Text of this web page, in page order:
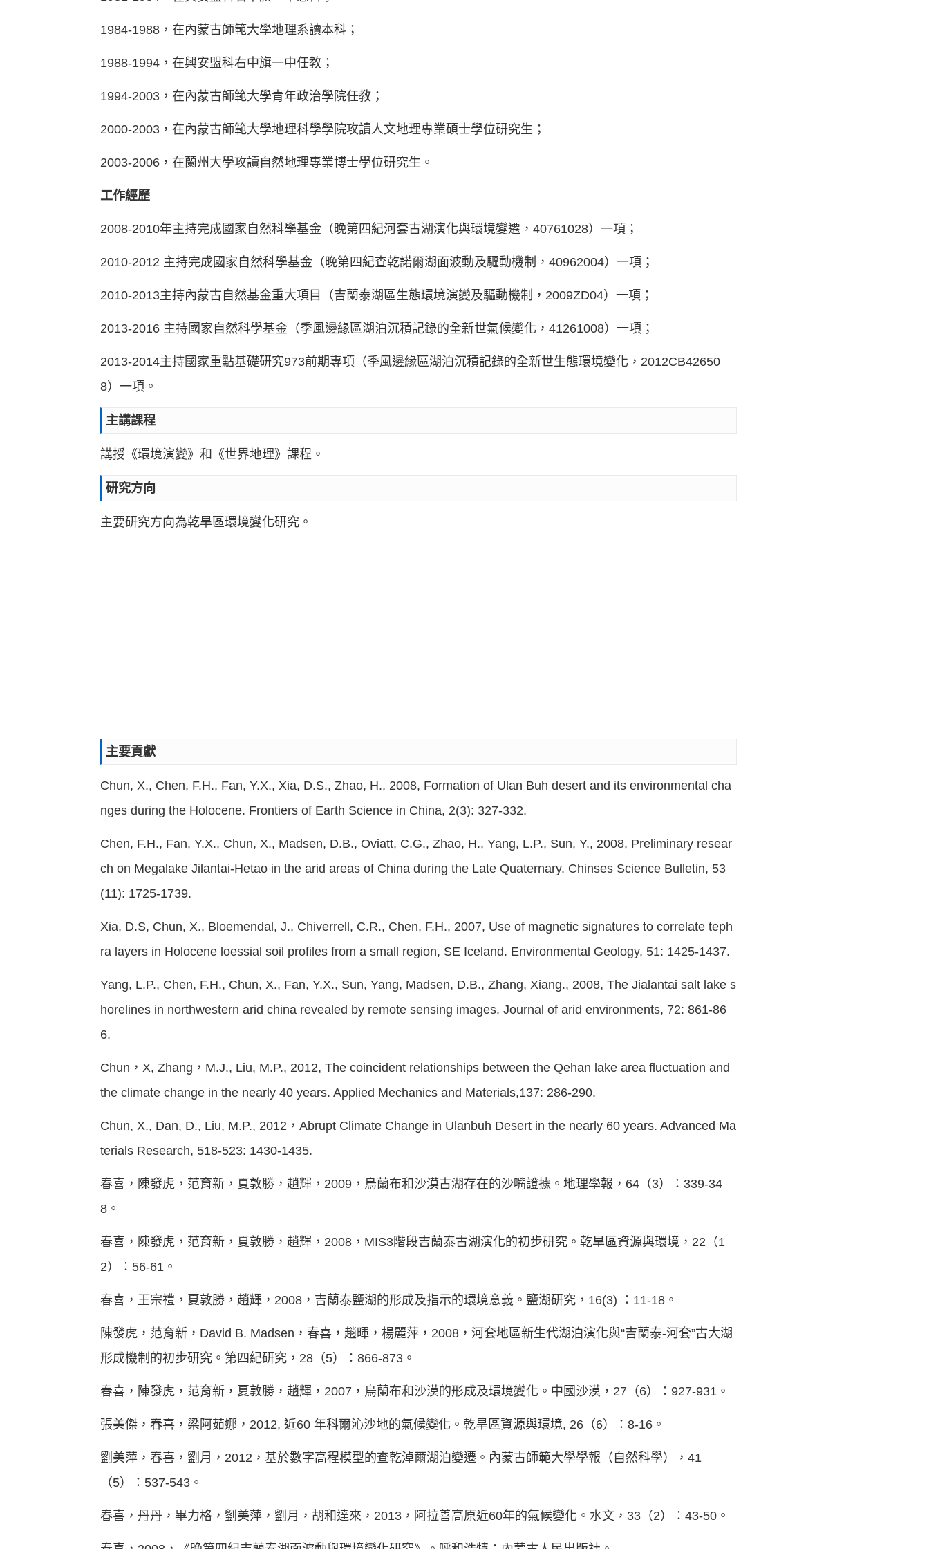
1984-1988，在內蒙古師範大學地理系讀本科；
1988-1994，在興安盟科右中旗一中任教；
1994-2003，在內蒙古師範大學青年政治學院任教；
2000-2003，在內蒙古師範大學地理科學學院攻讀人文地理專業碩士學位研究生；
2003-2006，在蘭州大學攻讀自然地理專業博士學位研究生。
工作經歷
2008-2010年主持完成國家自然科學基金（晚第四紀河套古湖演化與環境變遷，40761028）一項；
2010-2012 主持完成國家自然科學基金（晚第四紀查乾諾爾湖面波動及驅動機制，40962004）一項；
2010-2013主持內蒙古自然基金重大項目（吉蘭泰湖區生態環境演變及驅動機制，2009ZD04）一項；
2013-2016 主持國家自然科學基金（季風邊緣區湖泊沉積記錄的全新世氣候變化，41261008）一項；
2013-2014主持國家重點基礎研究973前期專項（季風邊緣區湖泊沉積記錄的全新世生態環境變化，2012CB42650
8）一項。
主講課程
講授《環境演變》和《世界地理》課程。
研究方向
主要研究方向為乾旱區環境變化研究。
主要貢獻
Chun, X., Chen, F.H., Fan, Y.X., Xia, D.S., Zhao, H., 2008, Formation of Ulan Buh desert and its environmental cha
nges during the Holocene. Frontiers of Earth Science in China, 2(3): 327-332.
Chen, F.H., Fan, Y.X., Chun, X., Madsen, D.B., Oviatt, C.G., Zhao, H., Yang, L.P., Sun, Y., 2008, Preliminary resear
ch on Megalake Jilantai-Hetao in the arid areas of China during the Late Quaternary. Chinses Science Bulletin, 53
(11): 1725-1739.
Xia, D.S, Chun, X., Bloemendal, J., Chiverrell, C.R., Chen, F.H., 2007, Use of magnetic signatures to correlate teph
ra layers in Holocene loessial soil profiles from a small region, SE Iceland. Environmental Geology, 51: 1425-1437.
Yang, L.P., Chen, F.H., Chun, X., Fan, Y.X., Sun, Yang, Madsen, D.B., Zhang, Xiang., 2008, The Jialantai salt lake s
horelines in northwestern arid china revealed by remote sensing images. Journal of arid environments, 72: 861-86
6.
Chun，X, Zhang，M.J., Liu, M.P., 2012, The coincident relationships between the Qehan lake area fluctuation and
the climate change in the nearly 40 years. Applied Mechanics and Materials,137: 286-290.
Chun, X., Dan, D., Liu, M.P., 2012，Abrupt Climate Change in Ulanbuh Desert in the nearly 60 years. Advanced Ma
terials Research, 518-523: 1430-1435.
春喜，陳發虎，范育新，夏敦勝，趙輝，2009，烏蘭布和沙漠古湖存在的沙嘴證據。地理學報，64（3）：339-34
8。
春喜，陳發虎，范育新，夏敦勝，趙輝，2008，MIS3階段吉蘭泰古湖演化的初步研究。乾旱區資源與環境，22（1
2）：56-61。
春喜，王宗禮，夏敦勝，趙輝，2008，吉蘭泰鹽湖的形成及指示的環境意義。鹽湖研究，16(3) ：11-18。
陳發虎，范育新，David B. Madsen，春喜，趙暉，楊麗萍，2008，河套地區新生代湖泊演化與“吉蘭泰-河套”古大湖
形成機制的初步研究。第四紀研究，28（5）：866-873。
春喜，陳發虎，范育新，夏敦勝，趙輝，2007，烏蘭布和沙漠的形成及環境變化。中國沙漠，27（6）：927-931。
張美傑，春喜，梁阿茹娜，2012, 近60 年科爾沁沙地的氣候變化。乾旱區資源與環境, 26（6）：8-16。
劉美萍，春喜，劉月，2012，基於數字高程模型的查乾淖爾湖泊變遷。內蒙古師範大學學報（自然科學），41
（5）：537-543。
春喜，丹丹，畢力格，劉美萍，劉月，胡和達來，2013，阿拉善高原近60年的氣候變化。水文，33（2）：43-50。